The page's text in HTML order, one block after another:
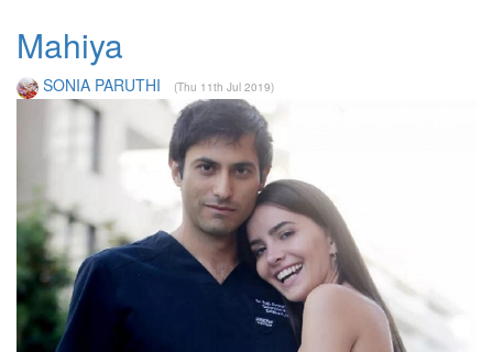
Mahiya
SONIA PARUTHI (Thu 11th Jul 2019)